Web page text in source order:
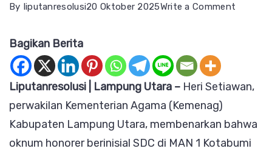
By liputanresolusi20 Oktober 2025Write a Comment
Diduga
Bagikan Berita
Liputanresolusi | Lampung Utara – Heri Setiawan,
perwakilan Kementerian Agama (Kemenag)
Kabupaten Lampung Utara, membenarkan bahwa
oknum honorer berinisial SDC di MAN 1 Kotabumi